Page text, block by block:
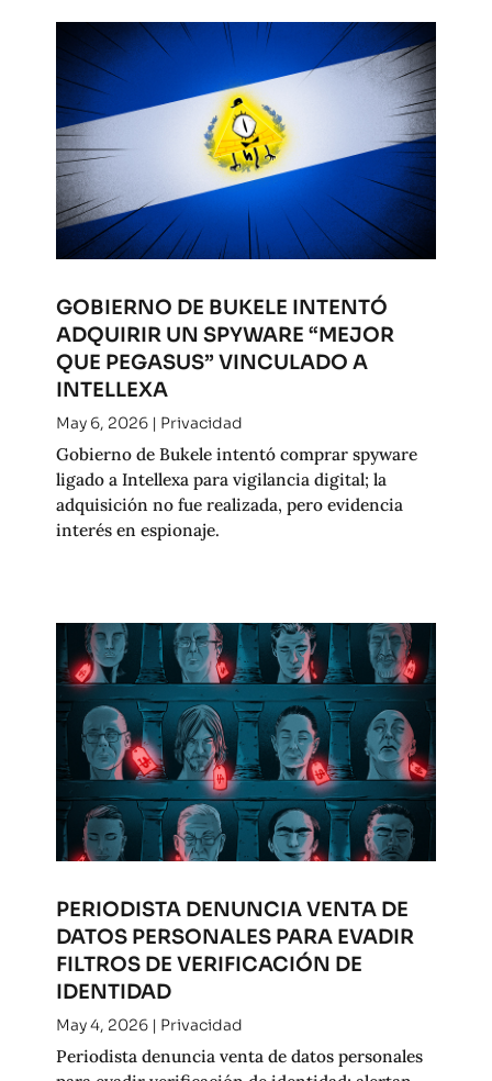
GOBIERNO DE BUKELE INTENTÓ
ADQUIRIR UN SPYWARE “MEJOR
QUE PEGASUS” VINCULADO A
INTELLEXA
May 6, 2026| Privacidad
Gobierno de Bukele intentó comprar spyware
ligado a Intellexa para vigilancia digital; la
adquisición no fue realizada, pero evidencia
interés en espionaje.
PERIODISTA DENUNCIA VENTA DE
DATOS PERSONALES PARA EVADIR
FILTROS DE VERIFICACIÓN DE
IDENTIDAD
May 4, 2026| Privacidad
Periodista denuncia venta de datos personales